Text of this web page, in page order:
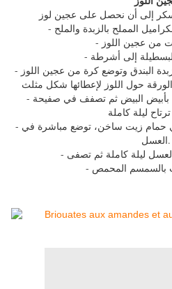
- تذهن أشرطة أوراق البسطيلة بزبدة البندق وتوضع كرة من عجين اللوز
- تلصق أطراف ورق البسطيلة بأبيض البيض ثم تصفف في صفيحة
- تقلى البريوات على نار هادئة في حمام زيت ساخن، توضع مباشرة في
العسل.
بالسمسم المحمص